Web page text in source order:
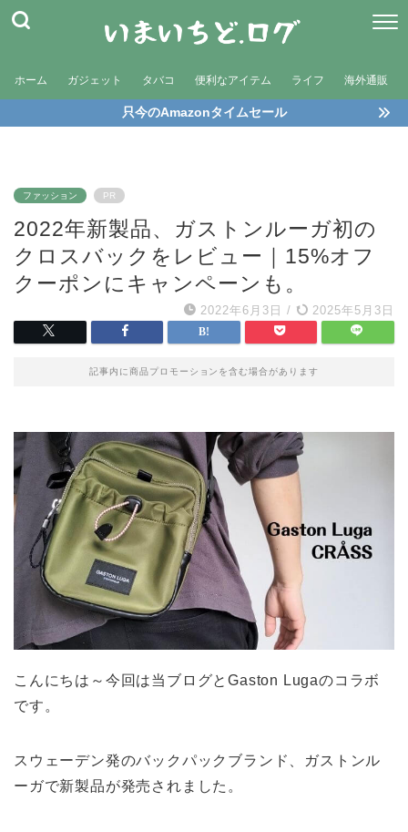
ホーム ガジェット タバコ 便利なアイテム ライフ 海外通販
只今のAmazonタイムセール
ファッション PR
2022年新製品、ガストンルーガ初の
クロスバックをレビュー｜15%オフ
クーポンにキャンペーンも。
2022年6月3日 / 2025年5月3日
記事内に商品プロモーションを含む場合があります
こんにちは～今回は当ブログとGaston Lugaのコラボ
です。
スウェーデン発のバックパックブランド、ガストンル
ーガで新製品が発売されました。